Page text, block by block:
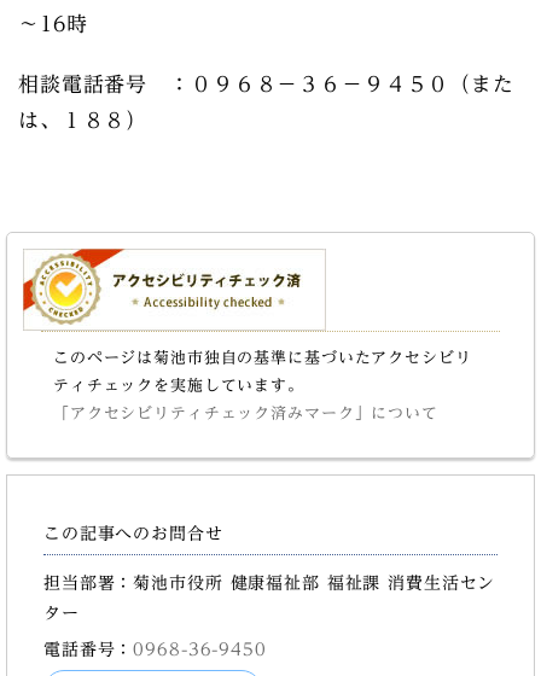
～16時
相談電話番号 ：０９６８－３６－９４５０（また
は、１８８）
このページは菊池市独自の基準に基づいたアクセシビリ
ティチェックを実施しています。
「アクセシビリティチェック済みマーク」について
この記事へのお問合せ
担当部署：菊池市役所 健康福祉部 福祉課 消費生活セン
ター
電話番号：0968-36-9450